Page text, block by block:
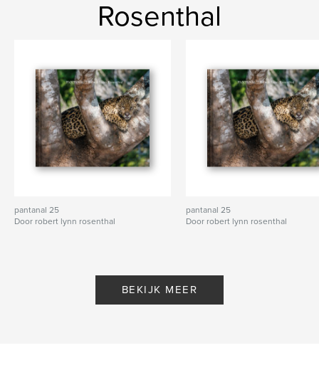
Rosenthal
pantanal 25
Door robert lynn rosenthal
pantanal 25
Door robert lynn rosenthal
BEKIJK MEER